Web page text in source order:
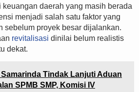
keuangan daerah yang masih berada
menjadi salah satu faktor yang
sebelum proyek besar dijalankan.
revitalisasi dinilai belum realistis
dekat.
Samarinda Tindak Lanjuti Aduan
SPMB SMP, Komisi IV